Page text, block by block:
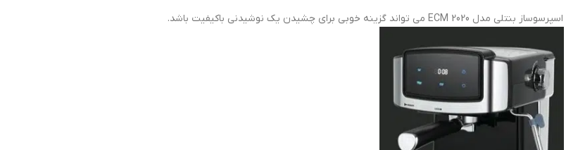
اسپرسوساز بنتلی مدل ECM 2020 می تواند گزینه خوبی برای چشیدن یک نوشیدنی باکیفیت باشد.